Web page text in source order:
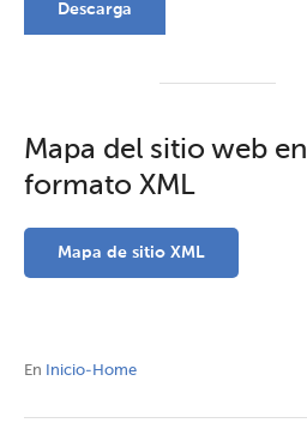
Descarga
Mapa del sitio web en
formato XML
Mapa de sitio XML
En Inicio-Home